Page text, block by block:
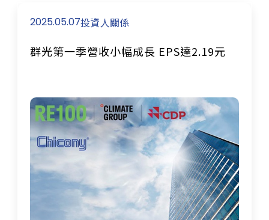
2025.05.07投資人關係
群光第一季營收小幅成長 EPS達2.19元